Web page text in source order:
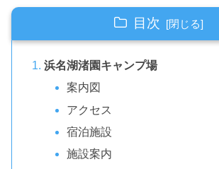
目次
浜名湖渚園キャンプ場
案内図
アクセス
宿泊施設
施設案内